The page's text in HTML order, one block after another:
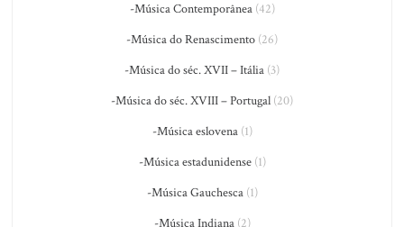
-Música Contemporânea(42)
-Música do Renascimento (26)
-Música do séc. XVII – Itália (3)
-Música do séc. XVIII – Portugal (20)
-Música eslovena(1)
-Música estadunidense(1)
-Música Gauchesca(1)
-Música Indiana(2)